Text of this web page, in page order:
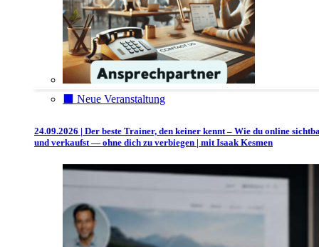
⬛️ Neue Veranstaltung
24.09.2026 | Der beste Trainer, den keiner kennt – Wie du online
und verkaufst — ohne dich zu verbiegen | mit Isaak Kesmen